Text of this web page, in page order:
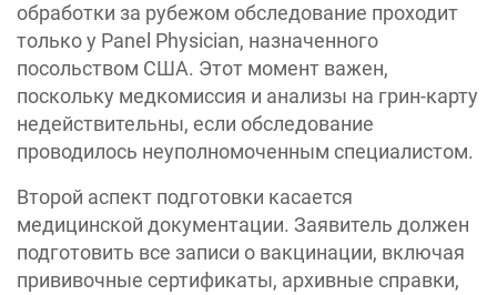
обработки за рубежом обследование проходит
только у Panel Physician, назначенного
посольством США. Этот момент важен,
поскольку медкомиссия и анализы на грин-карту
недействительны, если обследование
проводилось неуполномоченным специалистом.
Второй аспект подготовки касается
медицинской документации. Заявитель должен
подготовить все записи о вакцинации, включая
прививочные сертификаты, архивные справки,